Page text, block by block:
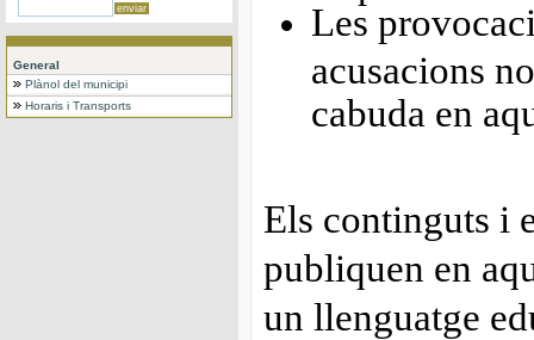
General
Plànol del municipi
Horaris i Transports
Les
acusacions
cabuda en
Els continguts i
publiquen en
un llenguatge